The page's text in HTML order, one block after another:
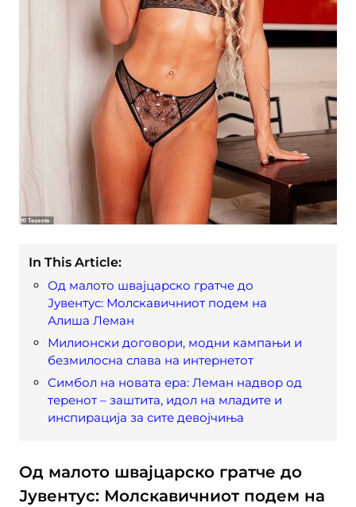
In This Article:
Од малото швајцарско гратче до
Јувентус: Молскавичниот подем на
Алиша Леман
Милионски договори, модни кампањи и
безмилосна слава на интернетот
Симбол на новата ера: Леман надвор од
теренот – заштита, идол на младите и
инспирација за сите девојчиња
Од малото швајцарско гратче до
Јувентус: Молскавичниот подем на